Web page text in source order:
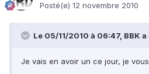
Posté(e) 12 novembre 2010
Le 05/11/2010 à 06:47, BBK a
Je vais en avoir un ce jour, je